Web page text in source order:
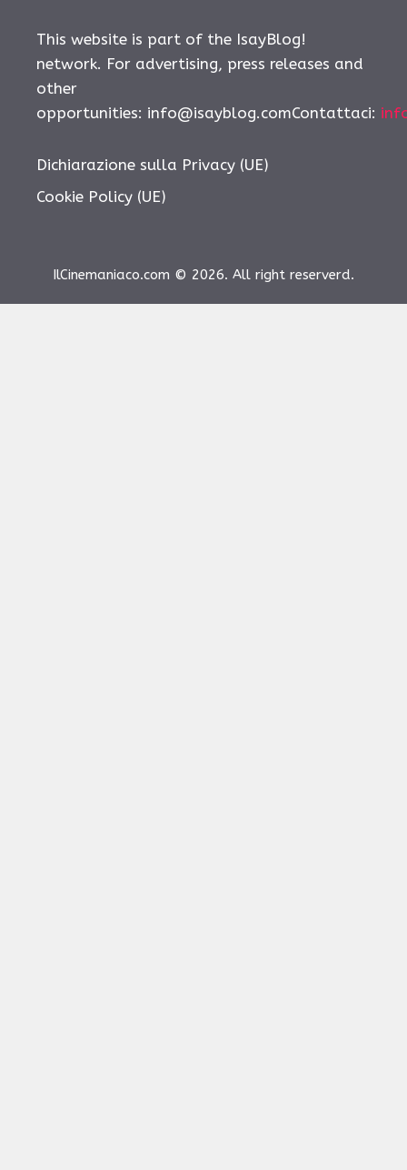
This website is part of the IsayBlog!
network. For advertising, press releases and
other
opportunities: info@isayblog.comContattaci:
Dichiarazione sulla Privacy (UE)
Cookie Policy (UE)
IlCinemaniaco.com © 2026. All right reserverd.